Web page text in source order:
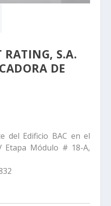
RATING, S.A.
DE
del Edificio BAC en el
Etapa Módulo # 18-A,